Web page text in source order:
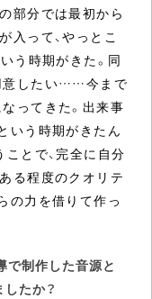
部分では最初から
入って、やっとこ
う時期がきた。同
意したい……今まで
ってきた。出来事
いう時期がきたん
ことで、完全に自分
る程度のクオリテ
の力を借りて作っ
制作した音源と
たか？